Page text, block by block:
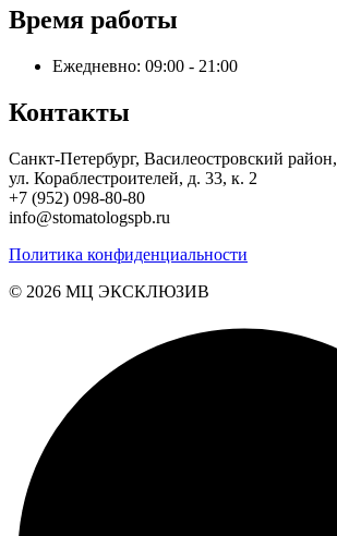
Время работы
Ежедневно: 09:00 - 21:00
Контакты
Санкт-Петербург, Василеостровский район,
ул. Кораблестроителей, д. 33, к. 2
+7 (952) 098-80-80
info@stomatologspb.ru
Политика конфиденциальности
© 2026 MЦ ЭКСКЛЮЗИВ